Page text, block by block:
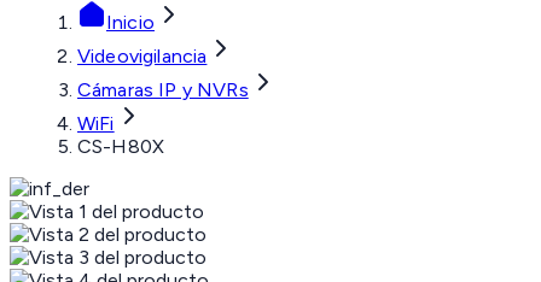
Inicio
Videovigilancia
Cámaras IP y NVRs
WiFi
CS-H80X